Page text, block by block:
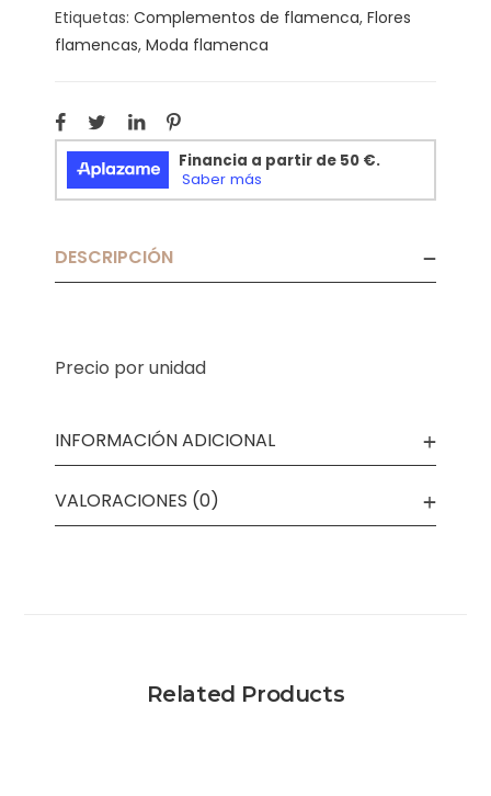
Etiquetas: Complementos de flamenca, Flores
flamencas, Moda flamenca
DESCRIPCIÓN
Precio por unidad
INFORMACIÓN ADICIONAL
VALORACIONES (0)
Related Products